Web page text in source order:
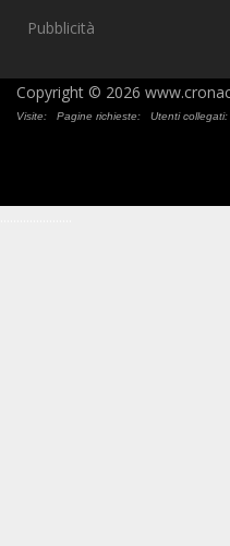
Pubblicità
Copyright © 2026
Visite: Pagine richieste: Utenti collegati: